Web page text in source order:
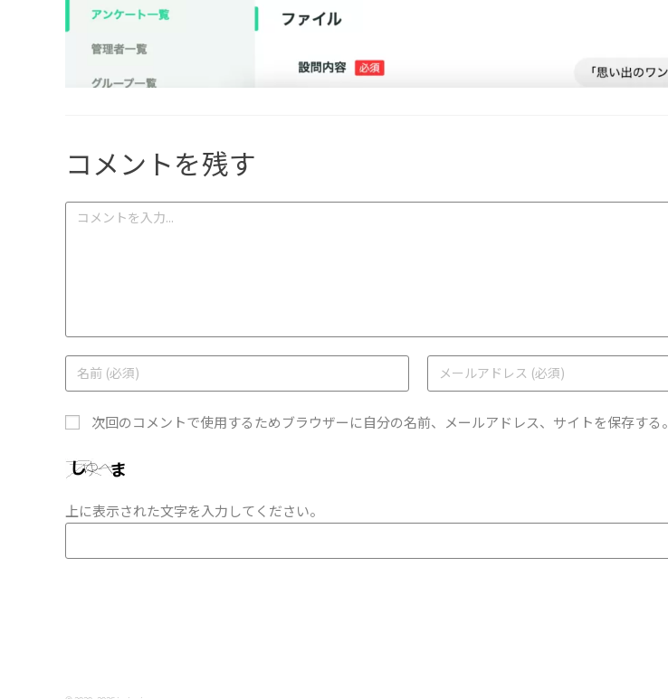
コメントを残す
次回のコメントで使用するためブラウザーに自分の名前、メールアドレス、サイトを保存する。
上に表示された文字を入力してください。